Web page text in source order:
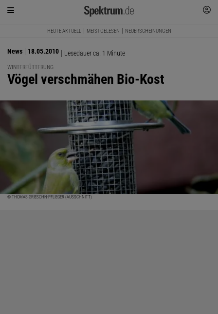
HEUTE AKTUELL MEISTGELESEN NEUERSCHEINUNGEN
News 18.05.2010 Lesedauer ca. 1 Minute
WINTERFÜTTERUNG
:
Vögel verschmähen Bio-Kost
© THOMAS GRIESOHN-PFLIEGER (AUSSCHNITT)